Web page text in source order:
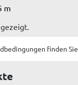
m
finden Sie